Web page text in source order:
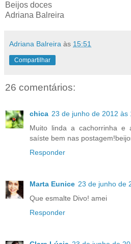
Beijos doces
Adriana Balreira
Adriana Balreira às 15:51
Compartilhar
26 comentários:
chica 23 de junho de 2012 às
Muito linda a cachorrinha e
saíste bem nas
Responder
Marta Eunice 23 de junho de
Que esmalte Divo! amei
Responder